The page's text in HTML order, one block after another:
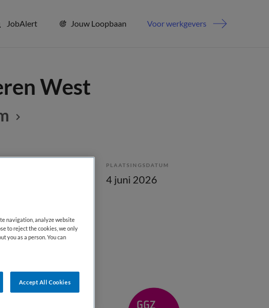
JobAlert Jouw Loopbaan Voor werkgevers
West
PLAATSINGSDATUM
4 juni 2026
navigation, analyze website
to reject the cookies, we only
you as a person. You can
Accept All Cookies